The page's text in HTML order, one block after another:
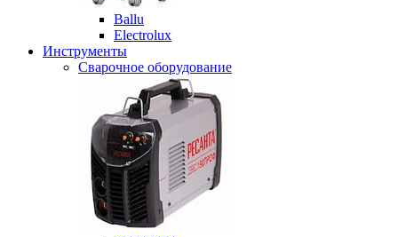
Ballu
Electrolux
Инструменты
Сварочное оборудование